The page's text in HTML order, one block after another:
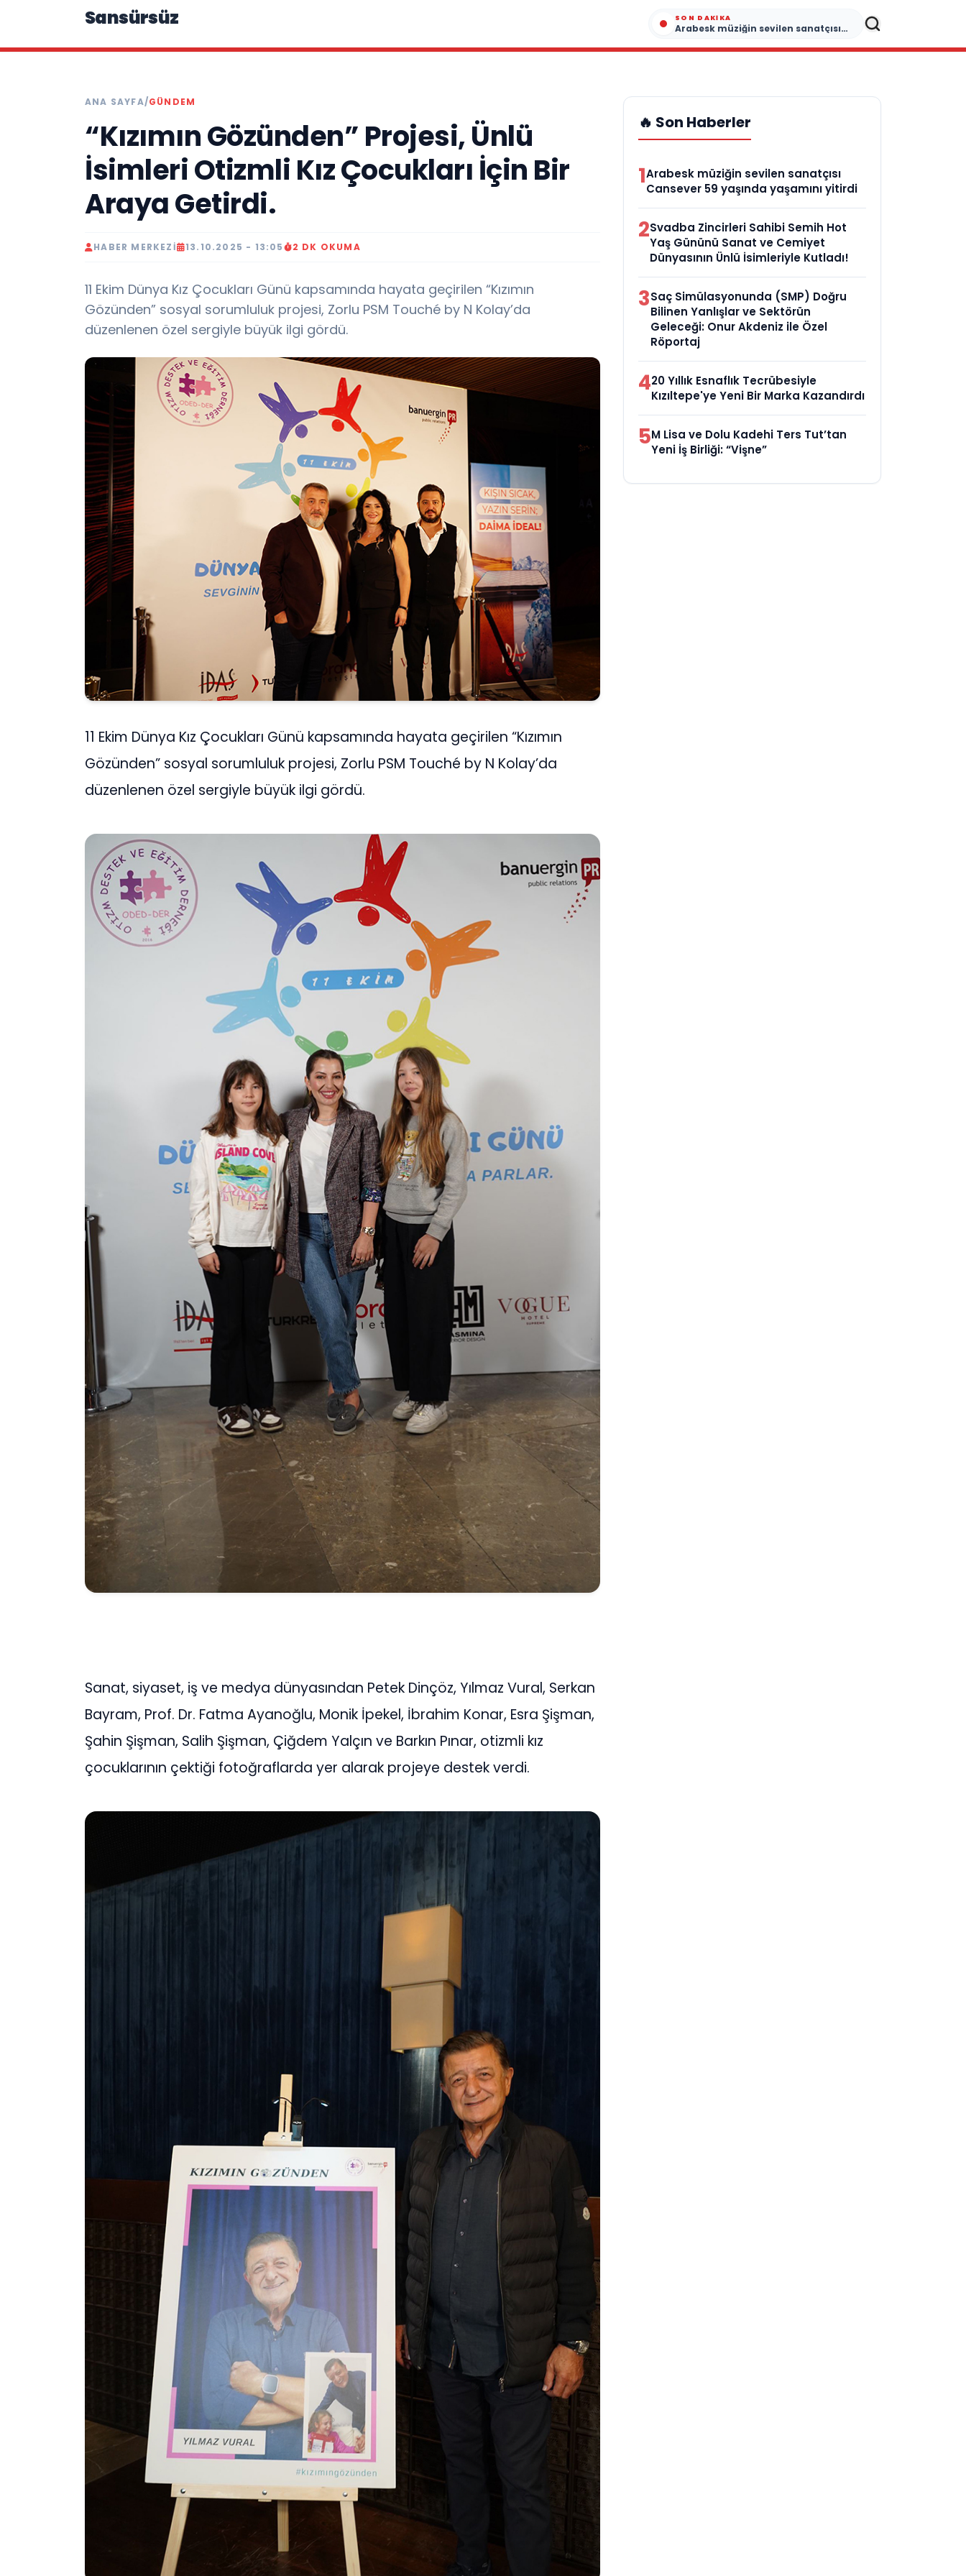
Sansürsüz SON DAKIKA
Arabesk müziğin sevilen sanatçısı Cansever 59 yaşında yaşamını yitirdi
ANA SAYFA/GÜNDEM
“Kızımın Gözünden” Projesi, Ünlü
İsimleri Otizmli Kız Çocukları İçin Bir
Araya Getirdi.
HABER MERKEZI 13.10.2025 - 13:05 2 DK OKUMA
11 Ekim Dünya Kız Çocukları Günü kapsamında hayata geçirilen “Kızımın
Gözünden” sosyal sorumluluk projesi, Zorlu PSM Touché by N Kolay’da
düzenlenen özel sergiyle büyük ilgi gördü.
11 Ekim Dünya Kız Çocukları Günü kapsamında hayata geçirilen “Kızımın
Gözünden” sosyal sorumluluk projesi, Zorlu PSM Touché by N Kolay’da
düzenlenen özel sergiyle büyük ilgi gördü.
Sanat, siyaset, iş ve medya dünyasından Petek Dinçöz, Yılmaz Vural, Serkan
Bayram, Prof. Dr. Fatma Ayanoğlu, Monik İpekel, İbrahim Konar, Esra Şişman,
Şahin Şişman, Salih Şişman, Çiğdem Yalçın ve Barkın Pınar, otizmli kız
çocuklarının çektiği fotoğraflarda yer alarak projeye destek verdi.
🔥 Son Haberler
1Arabesk müziğin sevilen sanatçısı
Cansever 59 yaşında yaşamını yitirdi
2Svadba Zincirleri Sahibi Semih Hot
Yaş Gününü Sanat ve Cemiyet
Dünyasının Ünlü İsimleriyle Kutladı!
3Saç Simülasyonunda (SMP) Doğru
Bilinen Yanlışlar ve Sektörün
Geleceği: Onur Akdeniz ile Özel
Röportaj
420 Yıllık Esnaflık Tecrübesiyle
Kızıltepe'ye Yeni Bir Marka Kazandırdı
5M Lisa ve Dolu Kadehi Ters Tut’tan
Yeni İş Birliği: “Vişne”